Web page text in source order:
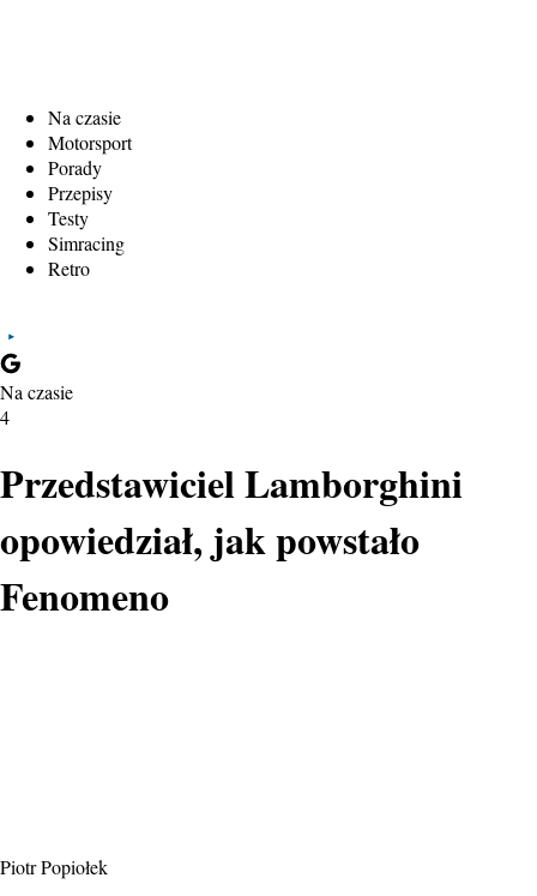
Na czasie
Motorsport
Porady
Przepisy
Testy
Simracing
Retro
Na czasie
4
Przedstawiciel Lamborghini
opowiedział, jak powstało
Fenomeno
Piotr Popiołek